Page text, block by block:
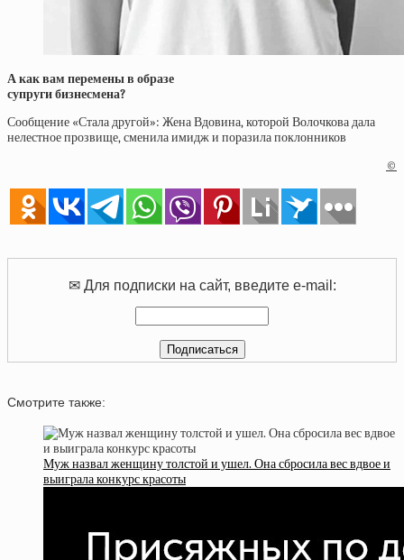
А как вам перемены в образе
супруги бизнесмена?
Сообщение «Стала другой»: Жена Вдовина, которой Волочкова дала
нелестное прозвище, сменила имидж и поразила поклонников
©
✉ Для подписки на сайт, введите e-mail:
Смотрите также:
Муж назвал женщину толстой и ушел. Она сбросила вес вдвое и
выиграла конкурс красоты